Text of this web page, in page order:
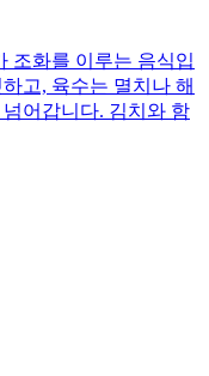
조화를 이루는 음식입
고, 육수는 멸치나 해
어갑니다. 김치와 함